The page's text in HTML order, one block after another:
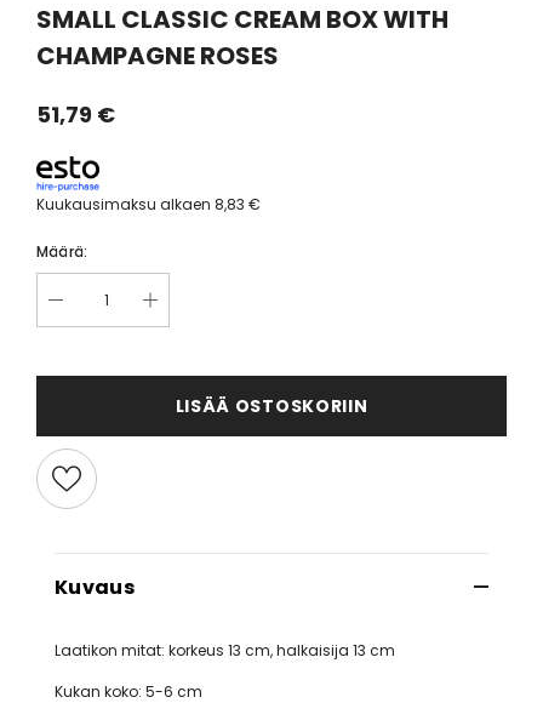
SMALL CLASSIC CREAM BOX WITH
CHAMPAGNE ROSES
51,79 €
Kuukausimaksu alkaen 8,83 €
Määrä:
LISÄÄ OSTOSKORIIN
Kuvaus
Laatikon mitat: korkeus 13 cm, halkaisija 13 cm
Kukan koko: 5-6 cm